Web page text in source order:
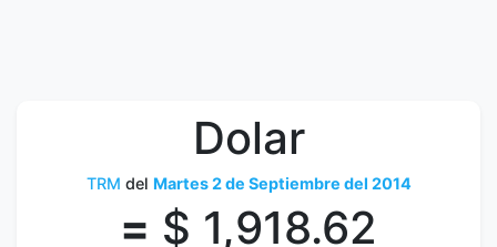
Dolar
TRM del Martes 2 de Septiembre del 2014
= $ 1,918.62